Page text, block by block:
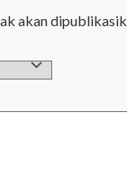
akan